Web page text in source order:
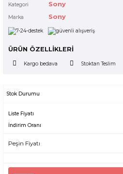
Kategori Sony
Marka Sony
ÜRÜN ÖZELLİKLERİ
Kargo bedava Stoktan Teslim
Stok Durumu
Liste Fiyatı
İndirim Oranı
Peşin Fiyatı